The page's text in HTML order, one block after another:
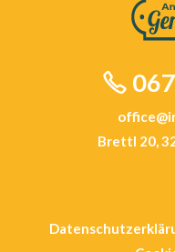
Brettl 20,